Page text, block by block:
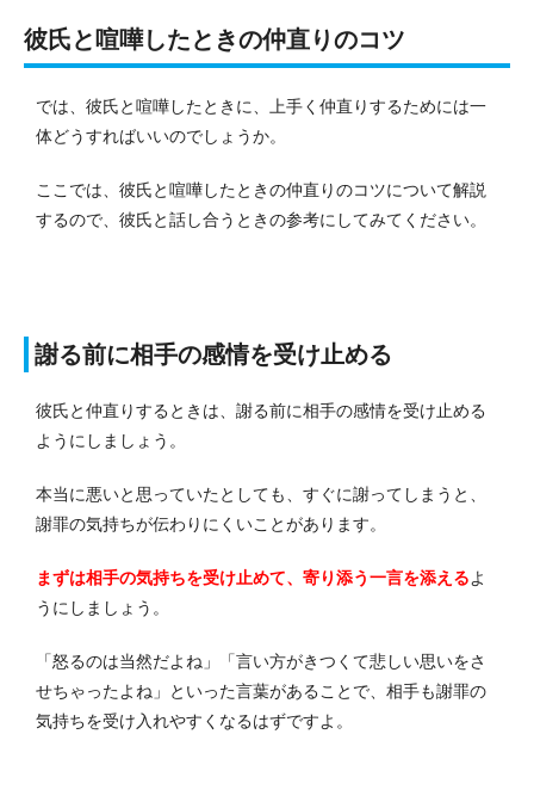
彼氏と喧嘩したときの仲直りのコツ
では、彼氏と喧嘩したときに、上手く仲直りするためには一
体どうすればいいのでしょうか。
ここでは、彼氏と喧嘩したときの仲直りのコツについて解説
するので、彼氏と話し合うときの参考にしてみてください。
謝る前に相手の感情を受け止める
彼氏と仲直りするときは、謝る前に相手の感情を受け止める
ようにしましょう。
本当に悪いと思っていたとしても、すぐに謝ってしまうと、
謝罪の気持ちが伝わりにくいことがあります。
まずは相手の気持ちを受け止めて、寄り添う一言を添えるよ
うにしましょう。
「怒るのは当然だよね」「言い方がきつくて悲しい思いをさ
せちゃったよね」といった言葉があることで、相手も謝罪の
気持ちを受け入れやすくなるはずですよ。